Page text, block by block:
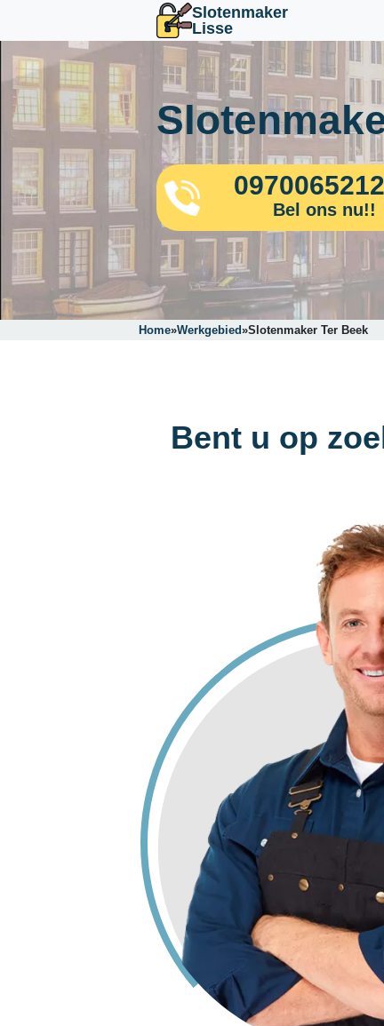
Slotenmaker
Lisse
Bel ons nu!!
Home»Werkgebied»Slotenmaker Ter Beek
Bent u op